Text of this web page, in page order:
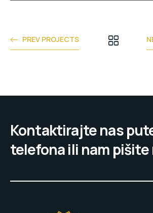
PREV PROJECTS
Kontaktirajte nas
telefona ili nam pišite